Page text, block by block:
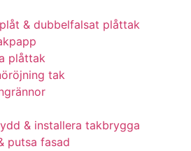
& dubbelfalsat plåttak
plåttak
tak
& installera takbrygga
putsa fasad